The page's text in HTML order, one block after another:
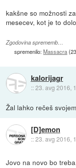
kakšne so možnosti
mesecev, kot je to
Zgodovina sprememb…
spremenilo:Massacra(
kalorijagr
::23. avg 2016,
Žal lahko rečeš
[D]emon
::23. avg 2016,
Jovo na novo bo